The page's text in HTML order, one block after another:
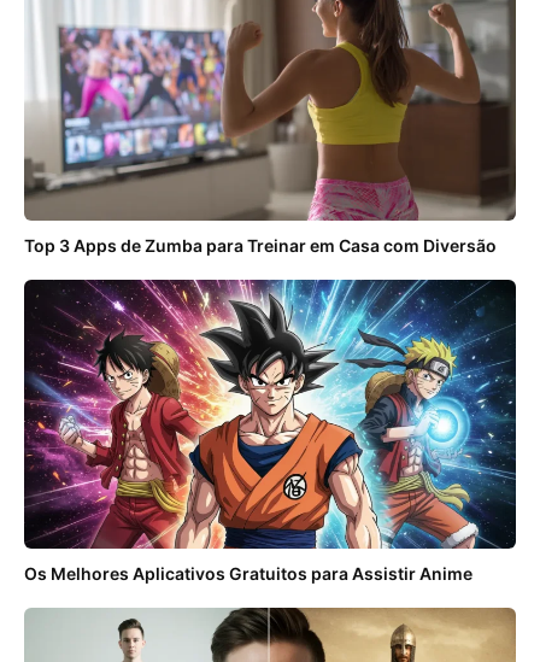
Top 3 Apps de Zumba para Treinar em Casa com Diversão
Os Melhores Aplicativos Gratuitos para Assistir Anime